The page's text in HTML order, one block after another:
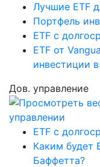
Лучшие ETF
Портфель
ETF с
ETF от
инвестиции
Дов. управление
ETF с
Каким будет
Баффетта?